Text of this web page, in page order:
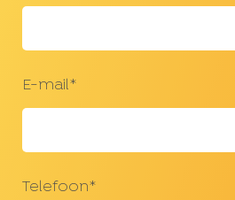
E-mail*
Telefoon*